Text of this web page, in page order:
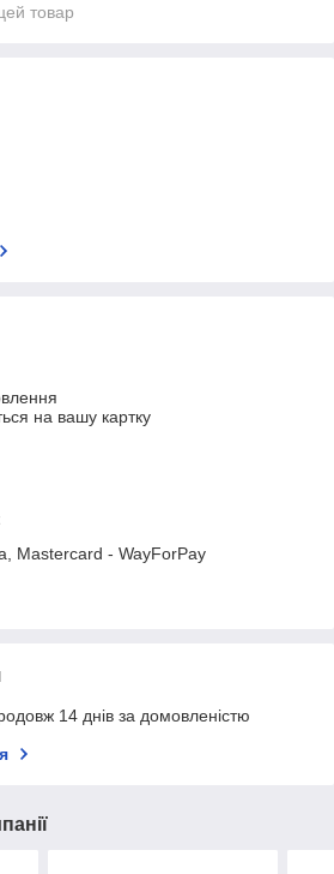
товар
на вашу картку
Mastercard - WayForPay
14 днів за домовленістю